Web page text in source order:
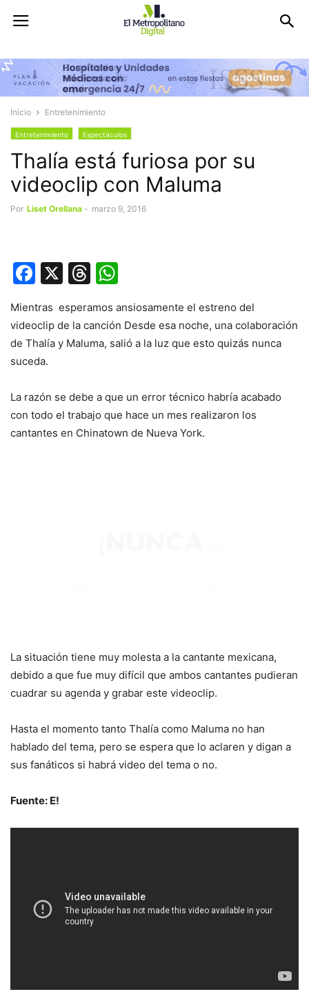
Inicio Entretenimiento
Entretenimiento Espectáculos
Thalía está furiosa por su
videoclip con Maluma
Por Liset Orellana - marzo 9, 2016
Facebook
X Threads
Mientras esperamos ansiosamente el estreno del
videoclip de la canción Desde esa noche, una colaboración
de Thalía y Maluma, salió a la luz que esto quizás nunca
suceda.
La razón se debe a que un error técnico habría acabado
con todo el trabajo que hace un mes realizaron los
cantantes en Chinatown de Nueva York.
La situación tiene muy molesta a la cantante mexicana,
debido a que fue muy difícil que ambos cantantes pudieran
cuadrar su agenda y grabar este videoclip.
Hasta el momento tanto Thalía como Maluma no han
hablado del tema, pero se espera que lo aclaren y digan a
sus fanáticos si habrá video del tema o no.
Fuente: E!